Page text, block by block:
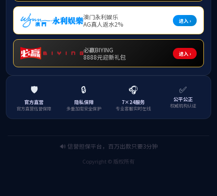
中心学生第三党支部党员组成的清源先锋服务团，
开展志愿服务活动。
活动开始，解亚绒为学生们带来了一场精彩
出地介绍了理财的好处以及理财的重要性。活动
趣和自主思考能力。